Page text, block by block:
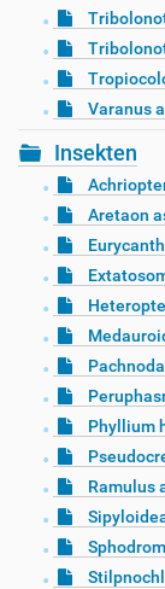
Varanus
Insekten
Aretaon
Phyllium
Ramulus